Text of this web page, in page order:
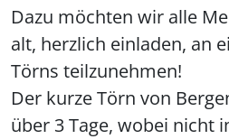
Dazu möchten wir alle
alt, herzlich einladen, an
Törns teilzunehmen!
Der kurze Törn von
über 3 Tage, wobei nicht